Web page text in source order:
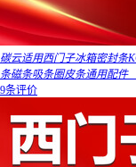
碳云适用西门子冰箱密封条
条磁条吸条圈皮条通用配件
9条评价